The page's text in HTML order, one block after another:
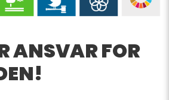
ANSVAR FOR